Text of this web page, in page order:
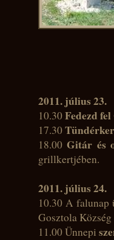
2011. július 23.
10.30Fedezd
17.30
18.00Gitár és
grillkertjében.
2011. július 24.
10.30 A falunap
Gosztola
11.00 Ünnepi